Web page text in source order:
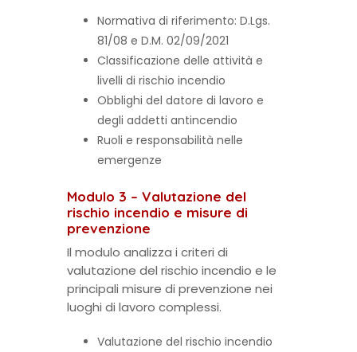
Normativa di riferimento: D.Lgs.
81/08 e D.M. 02/09/2021
Classificazione delle attività e
livelli di rischio incendio
Obblighi del datore di lavoro e
degli addetti antincendio
Ruoli e responsabilità nelle
emergenze
Modulo 3 – Valutazione del
rischio incendio e misure di
prevenzione
Il modulo analizza i criteri di
valutazione del rischio incendio e le
principali misure di prevenzione nei
luoghi di lavoro complessi.
Valutazione del rischio incendio